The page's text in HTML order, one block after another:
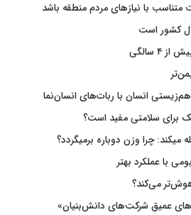
با نیازهای مردم منطقه باشد
کشور است
سالگی
انسان با ربات‌های انسان‌نما
برای سلامتی مفید است؟
میکند: چرا وزن دوباره برمیگردد؟
با عملکرد بهتر
می‌کند؟
عمیق شرکت‌های دانش‌بنیان»